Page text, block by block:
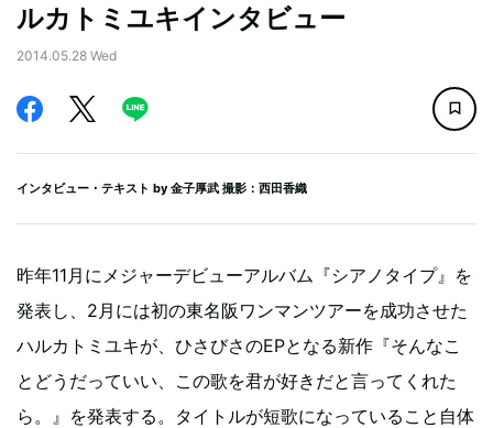
ルカトミユキインタビュー
2014.05.28 Wed
インタビュー・テキスト by 金子厚武 撮影：西田香織
昨年11月にメジャーデビューアルバム『シアノタイプ』を
発表し、2月には初の東名阪ワンマンツアーを成功させた
ハルカトミユキが、ひさびさのEPとなる新作『そんなこ
とどうだっていい、この歌を君が好きだと言ってくれた
ら。』を発表する。タイトルが短歌になっていること自体